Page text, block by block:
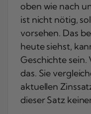
oben wie nach
ist nicht nötig,
vorsehen. Das
heute siehst,
Geschichte
das. Sie
aktuellen
dieser Satz